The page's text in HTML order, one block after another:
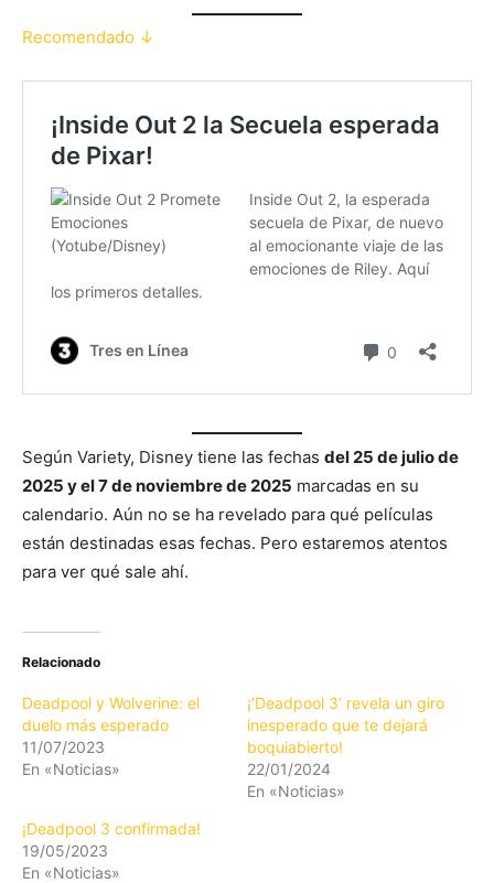
Recomendado ↓
Según Variety, Disney tiene las fechas del 25 de julio de
2025 y el 7 de noviembre de 2025 marcadas en su
calendario. Aún no se ha revelado para qué películas
están destinadas esas fechas. Pero estaremos atentos
para ver qué sale ahí.
Relacionado
Deadpool y Wolverine: el
duelo más esperado
11/07/2023
En «Noticias»
¡‘Deadpool 3’ revela un giro
inesperado que te dejará
boquiabierto!
22/01/2024
En «Noticias»
¡Deadpool 3 confirmada!
19/05/2023
En «Noticias»